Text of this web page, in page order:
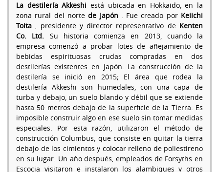
La destilería Akkeshi está ubicada en Hokkaido, en la
zona rural del nortede Japón . Fue creado por Keiichi
Toita , presidente y director representativo de Kenten
Co. Ltd. Su historia comienza en 2013, cuando la
empresa comenzó a probar lotes de añejamiento de
bebidas espirituosas crudas compradas en dos
destilerías existentes en Japón. La construcción de la
destilería se inició en 2015; El área que rodea la
destilería Akkeshi son humedales, con una capa de
turba y debajo, un suelo blando y débil que se extiende
hasta 50 metros debajo de la superficie de la Tierra. Es
imposible construir algo en ese suelo sin tomar medidas
especiales. Por esta razón, utilizaron el método de
construcción Columbus, que consiste en quitar la tierra
debajo de los cimientos y colocar relleno de poliestireno
en su lugar. Un año después, empleados de Forsyths en
Escocia visitaron e instalaron los alambiques y otros